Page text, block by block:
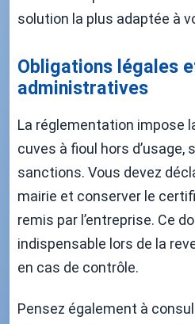
solution la plus adaptée à
Obligations légales
administratives
La réglementation impose
cuves à fioul hors d’usage,
sanctions. Vous devez
mairie et conserver le
remis par l’entreprise. Ce
indispensable lors de la
en cas de contrôle.
Pensez également à